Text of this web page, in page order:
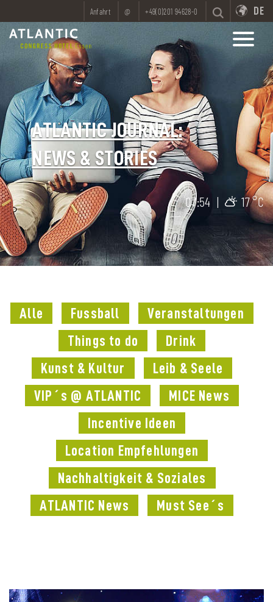
Anfahrt @ +49(0)201 94628-0 DE
ATLANTIC JOURNAL:
NEWS & STORIES
07:54 | 17 °C
Alle Fussball
Veranstaltungen
Things to do
Drink
Kunst & Kultur
Leib & Seele
VIP´s @ ATLANTIC
MICE News
Incentive Ideen
Location Empfehlungen
Nachhaltigkeit & Soziales
ATLANTIC News
Must See´s